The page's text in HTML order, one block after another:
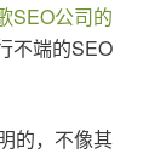
SEO公司的
不端的SEO
的，不像其